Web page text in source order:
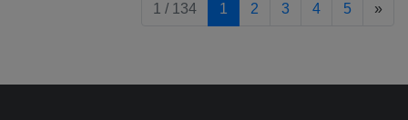
1 / 134 1 2 3 4 5 »